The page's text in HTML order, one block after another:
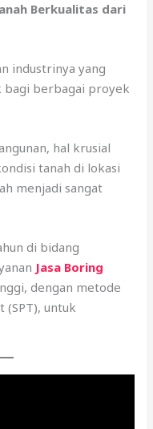
Berkualitas dari
industrinya yang
bagi berbagai proyek
hal krusial
tanah di lokasi
menjadi sangat
di bidang
Jasa Boring
dengan metode
untuk